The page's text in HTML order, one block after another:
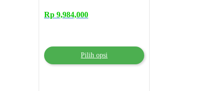
Rp 9,984,000
Pilih opsi